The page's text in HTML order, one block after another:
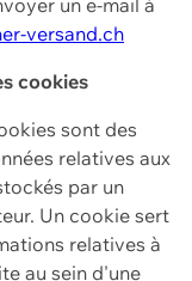
versand.ch
cookies
sont des
relatives aux
par un
Un cookie sert
relatives à
au sein d'une